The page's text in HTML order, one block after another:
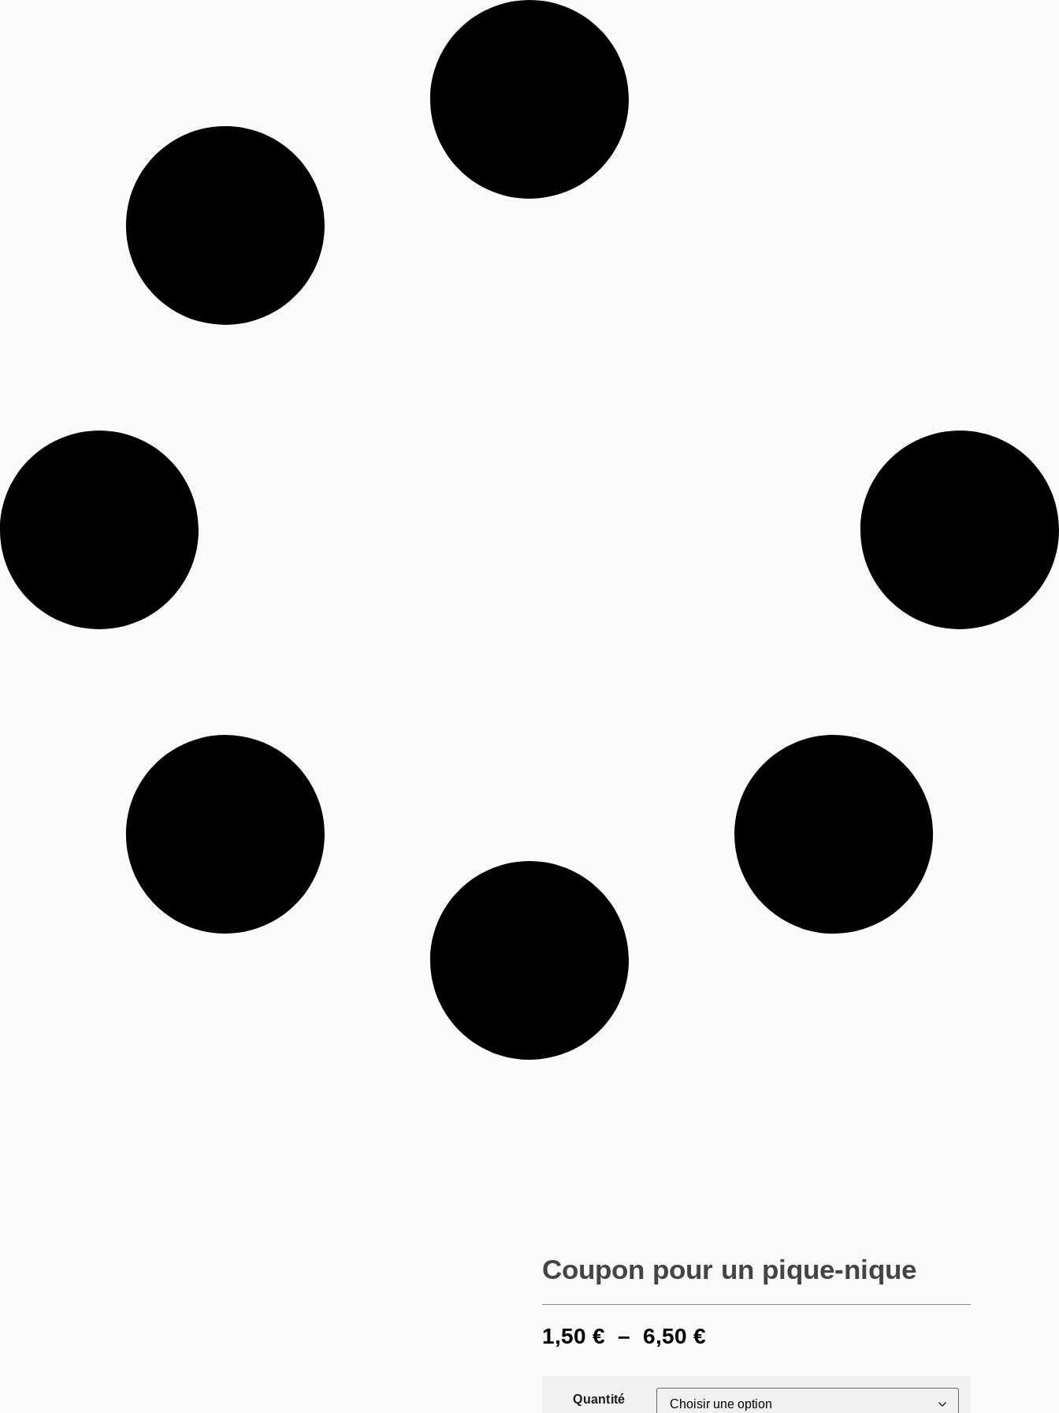
Coupon pour un pique-nique
1,50 € – 6,50 €
Quantité